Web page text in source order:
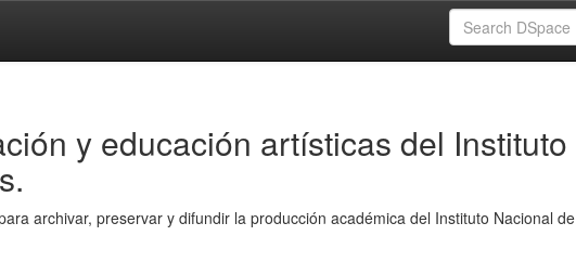
y educación artísticas del Instituto
archivar, preservar y difundir la producción académica del Instituto Nacional de